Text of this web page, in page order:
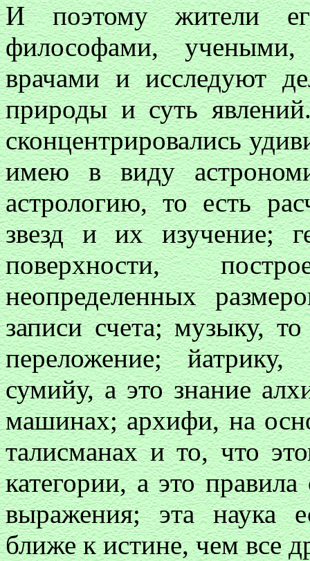
И поэтому жители
философами, учеными,
врачами и исследуют
природы и суть
сконцентрировались
имею в виду
астрологию, то есть
звезд и их изучение;
поверхности,
неопределенных
записи счета; музыку,
переложение;
сумийу, а это знание
машинах; архифи, на
талисманах и то, что
категории, а это
выражения; эта наука
ближе к истине, чем все